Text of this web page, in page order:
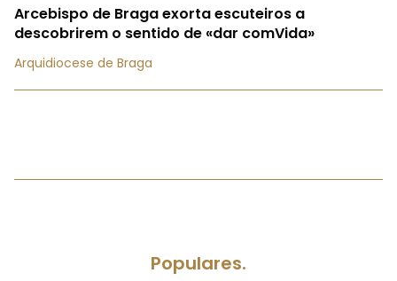
Arcebispo de Braga exorta escuteiros a
descobrirem o sentido de «dar comVida»
Arquidiocese de Braga
Populares.